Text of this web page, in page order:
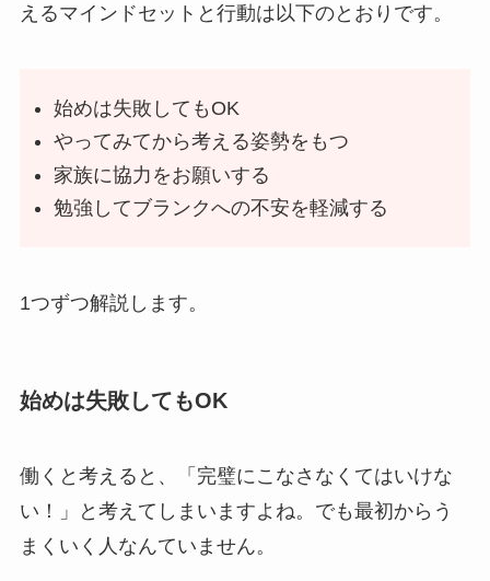
えるマインドセットと行動は以下のとおりです。
始めは失敗してもOK
やってみてから考える姿勢をもつ
家族に協力をお願いする
勉強してブランクへの不安を軽減する
1つずつ解説します。
始めは失敗してもOK
働くと考えると、「完璧にこなさなくてはいけな
い！」と考えてしまいますよね。でも最初からう
まくいく人なんていません。